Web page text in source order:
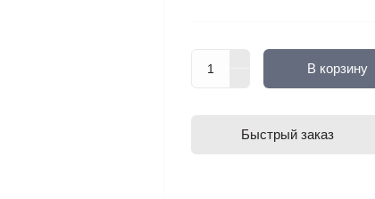
В корзину
Быстрый заказ